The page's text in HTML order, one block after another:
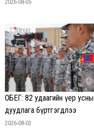
2026-08-05
ОБЕГ: 82 удаагийн үер усны
дуудлага бүртгэгдлээ
2026-08-03